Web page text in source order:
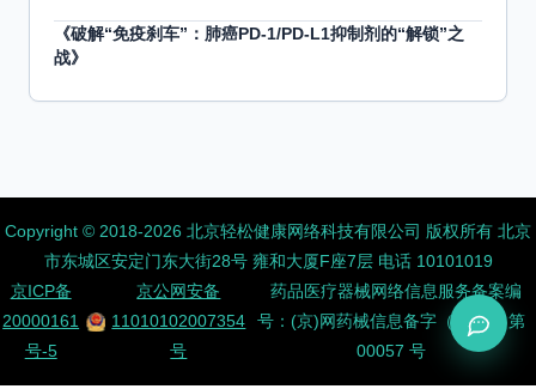
《破解“免疫刹车”：肺癌PD-1/PD-L1抑制剂的“解锁”之
战》
Copyright ©️ 2018-2026 北京轻松健康网络科技有限公司 版权所有 北京
市东城区安定门东大街28号 雍和大厦F座7层 电话 10101019
京ICP备
20000161
号-5
京公网安备
11010102007354
号
药品医疗器械网络信息服务备案编
号：(京)网药械信息备字（2026）第
00057 号